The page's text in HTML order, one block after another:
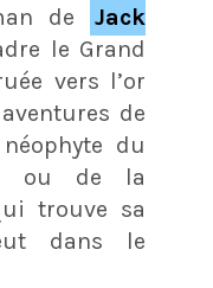
de
Jack
le Grand
vers l’or
de
du
ou de la
trouve sa
dans le